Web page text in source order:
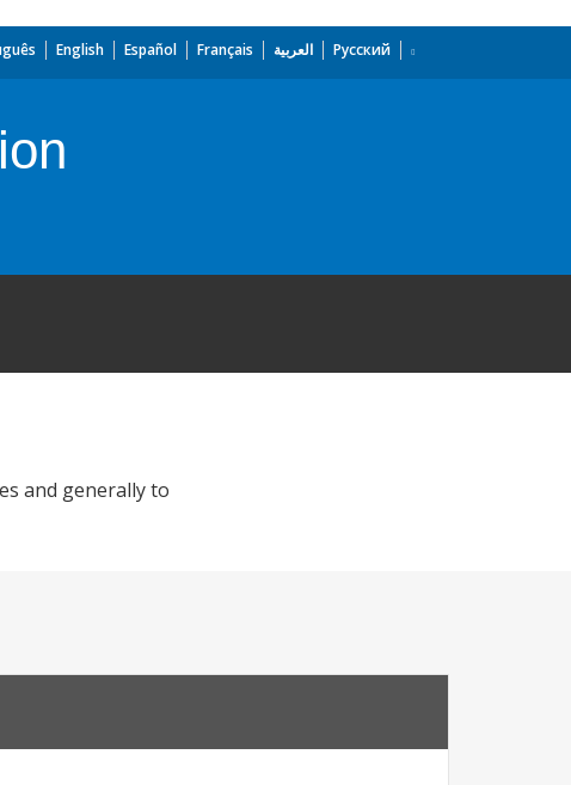
English Español Français العربية Русский
and generally to